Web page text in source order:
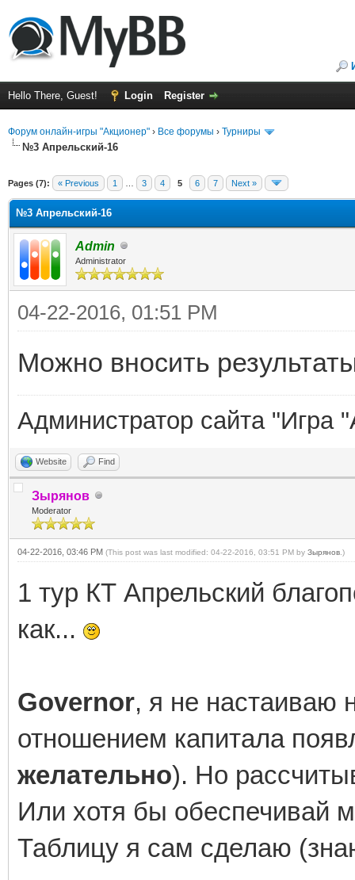
Hello There, Guest! Login Register
Форум онлайн-игры "Акционер" › Все форумы › Турниры
№3 Апрельский-16
Pages (7): « Previous 1 3 4 5 6 7 Next »
№3 Апрельский-16
Admin
Administrator
04-22-2016, 01:51 PM
Можно вносить
Администратор сайта "Игра
Website Find
Зырянов
Moderator
04-22-2016, 03:46 PM (This post was last modified: 04-22-2016, 03:51 PM by Зырянов .)
1 тур КТ Апрельский
как...
Governor, я не настаиваю
отношением капитала
желательно). Но
Или хотя бы обеспечивай
Таблицу я сам сделаю